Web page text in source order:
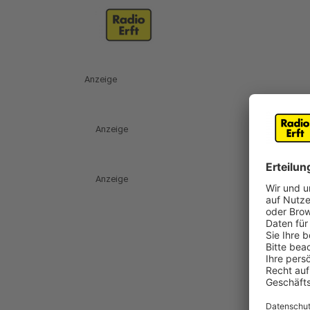
Anzeige
Anzeige
Anzeige